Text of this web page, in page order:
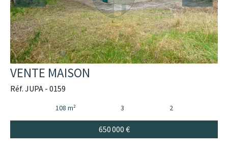
VENTE MAISON
Réf. JUPA - 0159
108 m² 3 2
650 000 €